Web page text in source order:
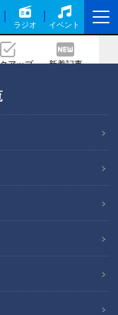
ラジオ イベント
アップ 新着記事